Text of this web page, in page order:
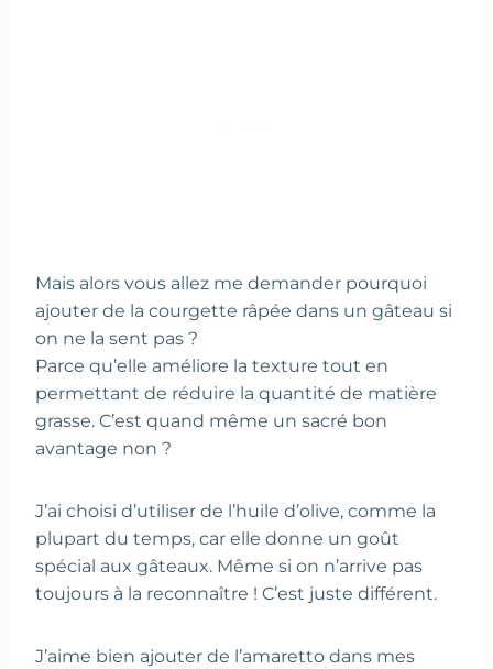
Mais alors vous allez me demander pourquoi
ajouter de la courgette râpée dans un gâteau si
on ne la sent pas ?
Parce qu’elle améliore la texture tout en
permettant de réduire la quantité de matière
grasse. C’est quand même un sacré bon
avantage non ?
J’ai choisi d’utiliser de l’huile d’olive, comme la
plupart du temps, car elle donne un goût
spécial aux gâteaux. Même si on n’arrive pas
toujours à la reconnaître ! C’est juste différent.
J’aime bien ajouter de l’amaretto dans mes